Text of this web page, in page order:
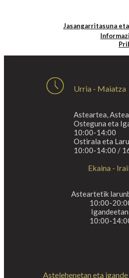
Jasangarritasuna
Urria - Maiatza
Asteartea,
Osteguna eta
10:00-14:00
Ostirala eta
10:00-14:00 /
Ekaina -
Asteartetik
10:00-
10:00-
Astelehenetan eta